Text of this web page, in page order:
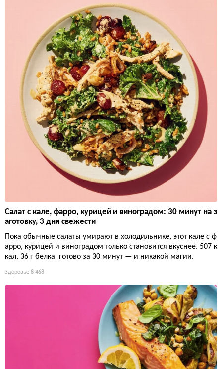
Салат с кале, фарро, курицей и виноградом: 30 минут на з
аготовку, 3 дня свежести
Пока обычные салаты умирают в холодильнике, этот кале с ф
арро, курицей и виноградом только становится вкуснее. 507 к
кал, 36 г белка, готово за 30 минут — и никакой магии.
Здоровье 8 468